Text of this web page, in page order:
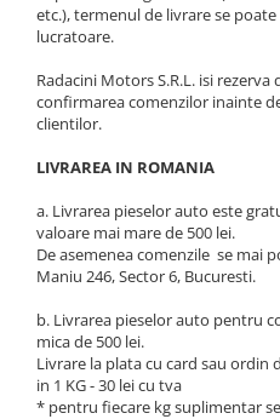
MOVANO
TIGRA-B 2004-2009
VECTRA-C 2002-2008
Mazda CX-80 KL
SX4 S-CROSS Hybrid 48V 2020-
prezent
S-CROSS HYBRID 48V 2022-
VITARA 2015-prezent
VITARA Hybrid 48V 2020-prezent
VITARA Strong Hybrid 140V
prezent
eVitara 2025-prezent
SPARK M300 2010-2018
etc.), termenul de livrare se
lucratoare.
Radacini Motors S.R.L. isi
confirmarea comenzilor inainte
clientilor.
LIVRAREA IN ROMANIA
a. Livrarea pieselor auto este
valoare mai mare de 500 lei.
De asemenea comenzile se mai
Maniu 246, Sector 6, Bucuresti.
b. Livrarea pieselor auto pentru
mica de 500 lei.
Livrare la plata cu card sau ordin
in 1 KG - 30 lei cu tva
* pentru fiecare kg suplimentar